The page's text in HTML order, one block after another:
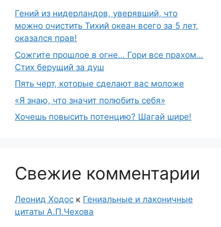
Гений из нидерландов, уверявший, что
можно очистить Тихий океан всего за 5 лет,
оказался прав!
Сожгите прошлое в огне… Гори все прахом…
Стих берущий за душ
Пять черт, которые сделают вас моложе
«Я знаю, что значит полюбить себя»
Хочешь повысить потенцию? Шагай шире!
Свежие комментарии
Леонид Ходос к Гениальные и лаконичные
цитаты А.П.Чехова